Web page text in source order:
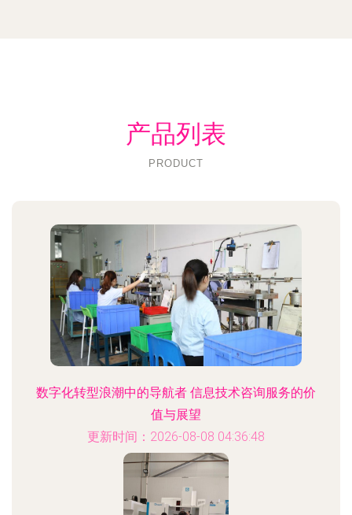
产品列表
PRODUCT
数字化转型浪潮中的导航者 信息技术咨询服务的价
值与展望
更新时间：2026-08-08 04:36:48